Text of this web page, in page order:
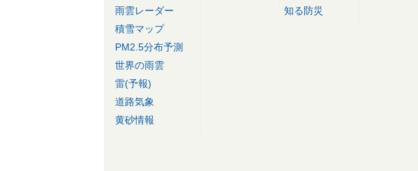
雨雲レーダー
積雪マップ
PM2.5分布予測
世界の雨雲
雷(予報)
道路気象
黄砂情報
知る防災